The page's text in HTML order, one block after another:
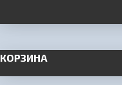
КОРЗИНА